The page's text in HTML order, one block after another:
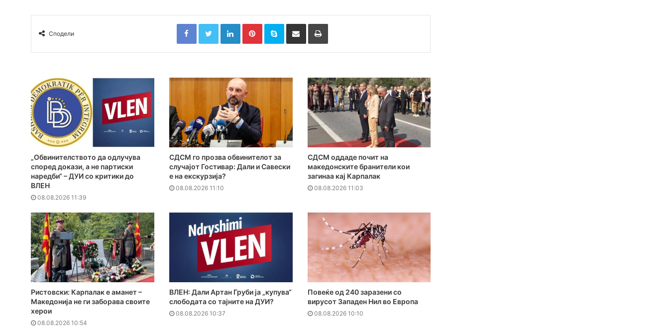
Сподели
FacebookTwitterLinkedInPinterestSkype Сподели преку Е-маил Испринтај
„Обвинителството да одлучува
според докази, а не партиски
наредби“ – ДУИ со критики до
ВЛЕН
08.08.2026 11:39
СДСМ го прозва обвинителот за
случајот Гостивар: Дали и Савески
е на екскурзија?
08.08.2026 11:10
СДСМ оддаде почит на
македонските бранители кои
загинаа кај Карпалак
08.08.2026 11:03
Ристовски: Карпалак е аманет –
Македонија не ги заборава своите
херои
08.08.2026 10:54
ВЛЕН: Дали Артан Груби ја „купува“
слободата со тајните на ДУИ?
08.08.2026 10:37
Повеќе од 240 заразени со
вирусот Западен Нил во Европа
08.08.2026 10:10